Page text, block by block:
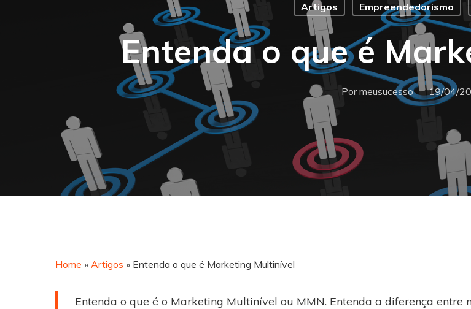
Artigos Empreendedorismo
Entenda o que é
Pormeusucesso 19/04/
Home » Artigos » Entenda o que é Marketing Multinível
Entenda o que é o Marketing Multinível ou MMN. Entenda a diferença entre